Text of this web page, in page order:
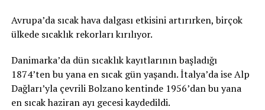
Avrupa’da sıcak hava dalgası etkisini artırırken, birçok
ülkede sıcaklık rekorları kırılıyor.
Danimarka’da dün sıcaklık kayıtlarının başladığı
1874’ten bu yana en sıcak gün yaşandı. İtalya’da ise Alp
Dağları’yla çevrili Bolzano kentinde 1956’dan bu yana
en sıcak haziran ayı gecesi kaydedildi.